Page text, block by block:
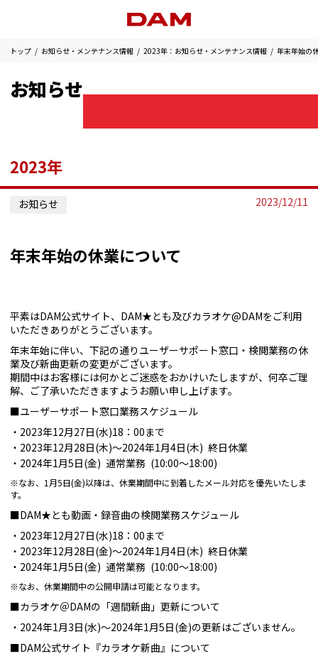
トップ お知らせ・メンテナンス情報 2023年：お知らせ・メンテナンス情報 年末年始の
お知らせ
2023年
お知らせ 2023/12/11
年末年始の休業について
平素はDAM公式サイト、DAM★とも及びカラオケ@DAMをご利用
いただきありがとうございます。
年末年始に伴い、下記の通りユーザーサポート窓口・検閲業務の休
業及び新曲更新の変更がございます。
期間中はお客様には何かとご迷惑をおかけいたしますが、何卒ご理
解、ご了承いただきますようお願い申し上げます。
■ユーザーサポート窓口業務スケジュール
2023年12月27日(水)18：00まで
2023年12月28日(木)～2024年1月4日(木) 終日休業
2024年1月5日(金) 通常業務 (10:00～18:00)
※なお、1月5日(金)以降は、休業期間中に到着したメール対応を優先いたしま
す。
■DAM★とも動画・録音曲の検閲業務スケジュール
2023年12月27日(水)18：00まで
2023年12月28日(金)～2024年1月4日(木) 終日休業
2024年1月5日(金) 通常業務 (10:00～18:00)
※なお、休業期間中の公開申請は可能となります。
■カラオケ＠DAMの「週間新曲」更新について
2024年1月3日(水)～2024年1月5日(金)の更新はございません。
■DAM公式サイト『カラオケ新曲』について